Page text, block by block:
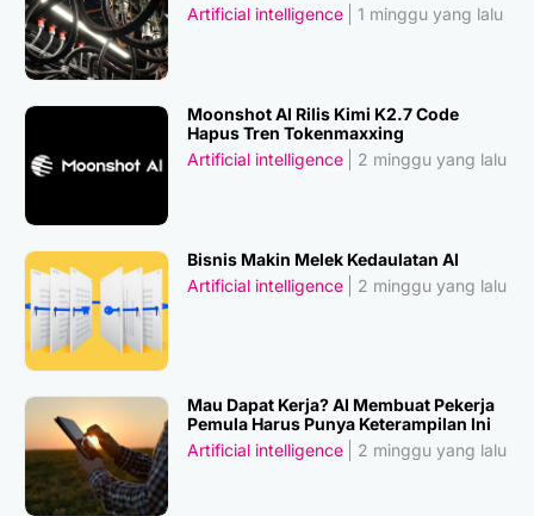
Artificial intelligence
1 minggu yang lalu
Moonshot AI Rilis Kimi K2.7 Code
Hapus Tren Tokenmaxxing
Artificial intelligence
2 minggu yang lalu
Bisnis Makin Melek Kedaulatan AI
Artificial intelligence
2 minggu yang lalu
Mau Dapat Kerja? AI Membuat Pekerja
Pemula Harus Punya Keterampilan Ini
Artificial intelligence
2 minggu yang lalu